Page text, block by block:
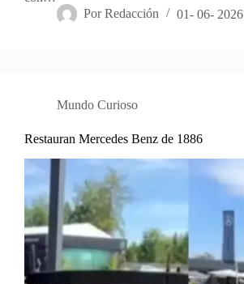
Por Redacción 01- 06- 2026
Mundo Curioso
Restauran Mercedes Benz de 1886